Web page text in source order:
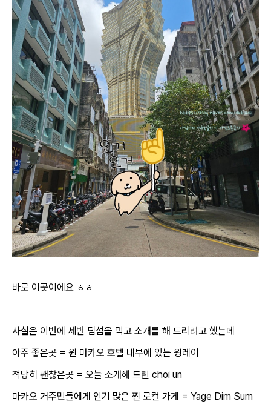
바로 이곳이에요 ㅎㅎ
사실은 이번에 세번 딤섬을 먹고 소개를 해 드리려고 했는데
아주 좋은곳 = 윈 마카오 호텔 내부에 있는 윙레이
적당히 괜찮은곳 = 오늘 소개해 드린 choi un
마카오 거주민들에게 인기 많은 찐 로컬 가게 = Yage Dim Sum